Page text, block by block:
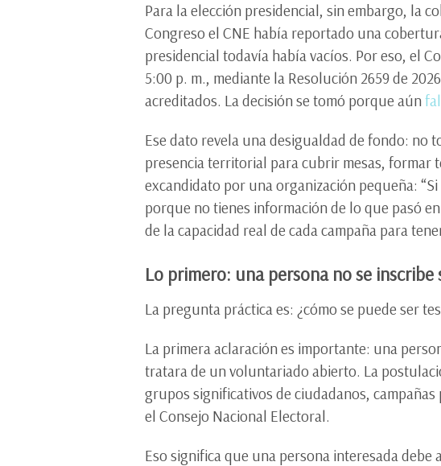
Para la elección presidencial, sin embargo, la
Congreso el CNE había reportado una
presidencial todavía había vacíos. Por eso, el
5:00 p. m., mediante la Resolución 2659 de
acreditados. La decisión se tomó porque aún
Ese dato revela una desigualdad de fondo: no
presencia territorial para cubrir mesas, formar
excandidato por una organización pequeña:
porque no tienes información de lo que pasó
de la capacidad real de cada campaña para
Lo primero: una persona no se inscribe
La pregunta práctica es: ¿cómo se puede ser
La primera aclaración es importante: una
tratara de un voluntariado abierto. La
grupos significativos de ciudadanos,
el Consejo Nacional Electoral.
Eso significa que una persona interesada